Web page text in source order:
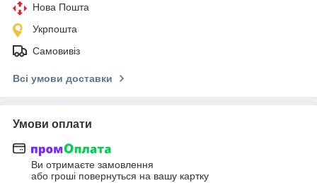
Нова Пошта
Укрпошта
Самовивіз
Всі умови доставки
Умови оплати
Ви отримаєте замовлення
або гроші повернуться на вашу картку